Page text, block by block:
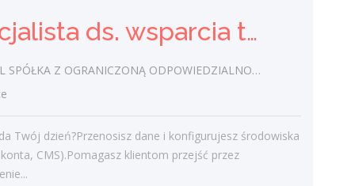
Delikatesy Anna Kozera
Obsługę klientów, sprzedaż i doradztwo.
książeczka do celów sanitarno -...
wczoraj
Specjalista ds. wsparcia technicznego (k/m/i)
SPÓŁKA Z OGRANICZONĄ ODPOWIEDZIALNOŚCIĄ
Twój dzień?Przenosisz dane i konfigurujesz środowiska
CMS).Pomagasz klientom przejść przez